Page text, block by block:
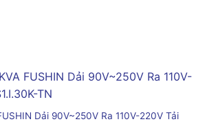
Dải 90V~250V Ra 110V-220V Tải